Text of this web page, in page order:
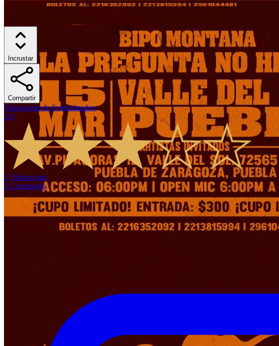
Incrustar
Compartir
Valoracions de l'organitzador:
3.0
2 Valoracions
2 Comentaris